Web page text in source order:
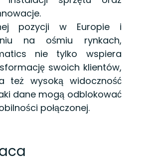
pozycji w Europie i
na ośmiu rynkach,
nie tylko wspiera
swoich klientów,
też wysoką widoczność
dane mogą odblokować
połączonej.